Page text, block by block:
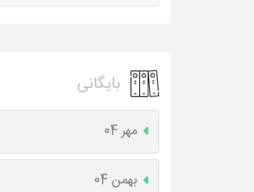
بایگانی
مهر 04
بهمن 04